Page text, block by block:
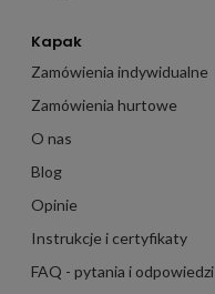
Kapak
Zamówienia indywidualne
Zamówienia hurtowe
O nas
Blog
Opinie
Instrukcje i certyfikaty
FAQ - pytania i odpowiedzi